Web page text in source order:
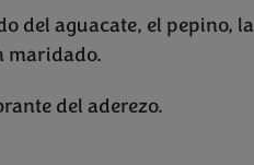
del aguacate, el pepino, la
maridado.
del aderezo.